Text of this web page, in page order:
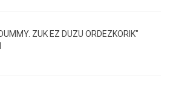
ZUK EZ DUZU ORDEZKORIK"